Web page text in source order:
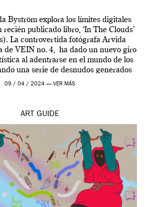
Byström explora los límites digitales
recién publicado libro, ‘In The Clouds’
La controvertida fotógrafa Arvida
de VEIN no. 4, ha dado un nuevo giro
al adentrarse en el mundo de los
una serie de desnudos generados
por […]
09 / 04 / 2024 — VER MÁS
ART GUIDE